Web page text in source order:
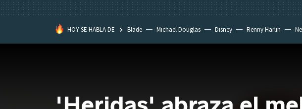
HOY SE HABLA DE Blade Michael Douglas Disney Renny Harlin